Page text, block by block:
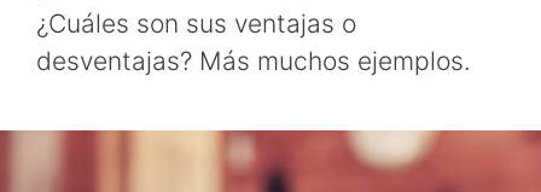
¿Cuáles son sus ventajas o
desventajas? Más muchos ejemplos.